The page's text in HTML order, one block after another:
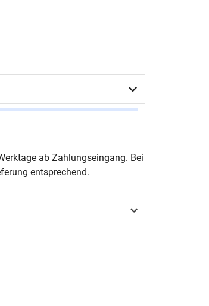
ab Zahlungseingang. Bei
entsprechend.